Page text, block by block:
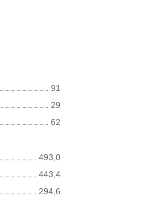
91
29
62
493,0
443,4
294,6